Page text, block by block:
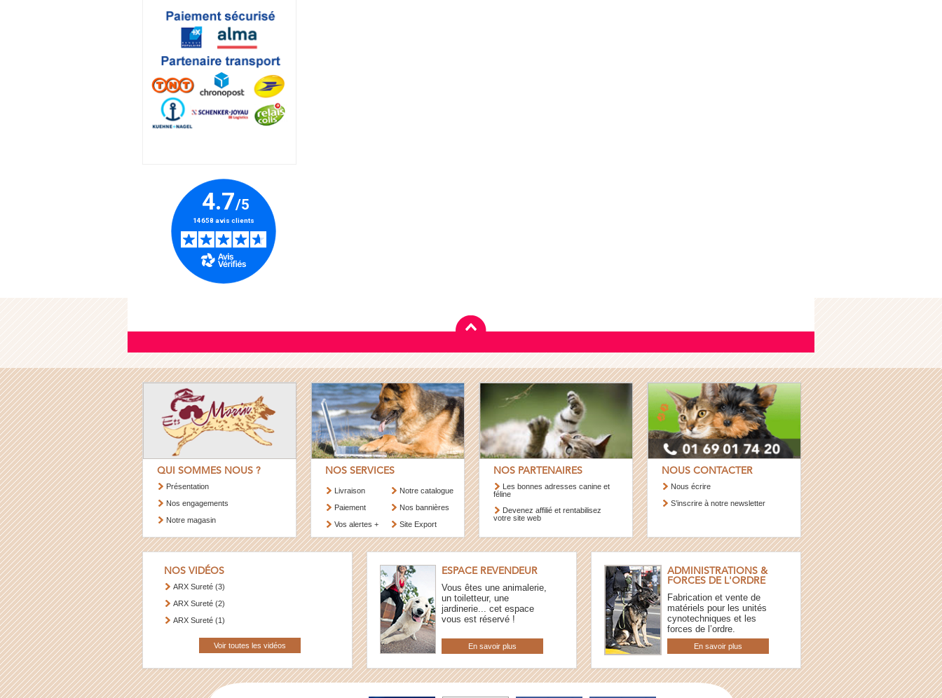
QUI SOMMES NOUS ?
Présentation
Nos engagements
Notre magasin
NOS SERVICES
Livraison
Paiement
Vos alertes +
Notre catalogue
Nos bannières
Site Export
NOS PARTENAIRES
Les bonnes adresses canine et
féline
Devenez affilié et rentabilisez
votre site web
NOUS CONTACTER
Nous écrire
S’inscrire à notre newsletter
NOS VIDÉOS
ARX Sureté (3)
ARX Sureté (2)
ARX Sureté (1)
Voir toutes les vidéos
ESPACE REVENDEUR
Vous êtes une animalerie,
un toiletteur, une
jardinerie... cet espace
vous est réservé !
En savoir plus
ADMINISTRATIONS &
FORCES DE L'ORDRE
Fabrication et vente de
matériels pour les unités
cynotechniques et les
forces de l’ordre.
En savoir plus